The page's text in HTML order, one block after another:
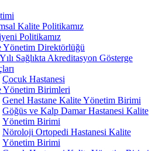
Kalite Politikamız
Politikamız
Yönetim Direktörlüğü
Sağlıkta Akreditasyon Gösterge
Çocuk Hastanesi
Yönetim Birimleri
Genel Hastane Kalite Yönetim Birimi
Göğüs ve Kalp Damar Hastanesi Kalite
Yönetim Birimi
Nöroloji Ortopedi Hastanesi Kalite
Yönetim Birimi